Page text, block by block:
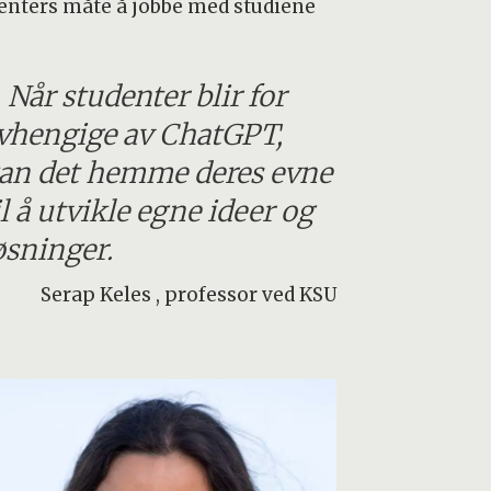
måte å jobbe med studiene
Når studenter blir for
av ChatGPT,
det hemme deres evne
å utvikle egne ideer og
Serap Keles , professor ved KSU